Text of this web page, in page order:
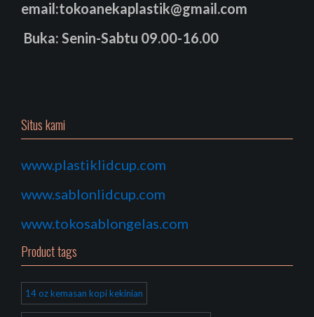
email:tokoanekaplastik@gmail.com
Buka: Senin-Sabtu 09.00-16.00
Situs kami
www.plastiklidcup.com
www.sablonlidcup.com
www.tokosablongelas.com
Product tags
14 oz kemasan kopi kekinian